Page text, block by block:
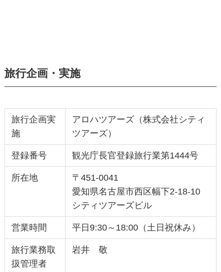
旅行企画・実施
旅行企画実
施
アロハツアーズ（株式会社シティ
ツアーズ）
登録番号 観光庁長官登録旅行業第1444号
所在地
〒451-0041
愛知県名古屋市西区幅下2-18-10
シティツアーズビル
営業時間 平日9:30～18:00（土日祝休み）
旅行業務取
扱管理者
岩井 敬